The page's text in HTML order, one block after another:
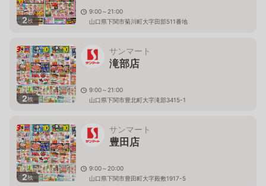
2枚
9:00～21:00
山口県下関市菊川町大字田部511番地
2枚
サンマート
滝部店
9:00～21:00
山口県下関市豊北町大字滝部3415-1
2枚
サンマート
豊田店
9:00～20:00
山口県下関市豊田町大字殿敷1917-5